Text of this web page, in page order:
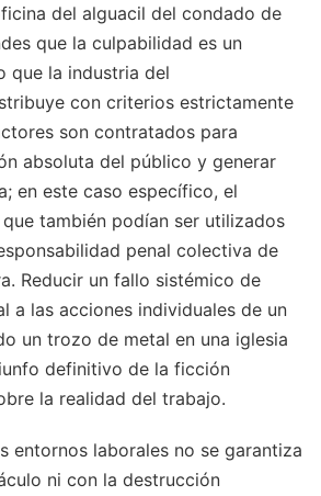
del alguacil del condado de
que la culpabilidad es un
que la industria del
con criterios estrictamente
son contratados para
absoluta del público y generar
en este caso específico, el
también podían ser utilizados
penal colectiva de
Reducir un fallo sistémico de
a las acciones individuales de un
un trozo de metal en una iglesia
definitivo de la ficción
la realidad del trabajo.
entornos laborales no se garantiza
ni con la destrucción